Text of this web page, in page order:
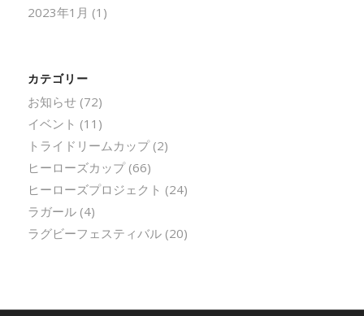
2023年1月 (1)
カテゴリー
お知らせ(72)
イベント (11)
トライドリームカップ(2)
ヒーローズカップ(66)
ヒーローズプロジェクト (24)
ラガール(4)
ラグビーフェスティバル(20)